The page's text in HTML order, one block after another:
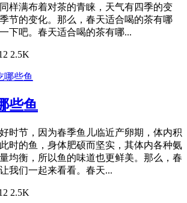
样满布着对茶的青睐，天气有四季的变
节的变化。那么，春天适合喝的茶有哪
下吧。春天适合喝的茶有哪...
2.5K
些鱼
时节，因为春季鱼儿临近产卵期，体内积
时的鱼，身体肥硕而坚实，其体内各种氨
均衡，所以鱼的味道也更鲜美。那么，春
我们一起来看看。春天...
2.5K